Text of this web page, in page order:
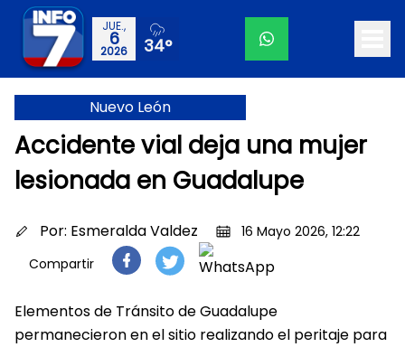
JUE.,
6
2026 34°
Nuevo León
Accidente vial deja una mujer
lesionada en Guadalupe
Por: Esmeralda Valdez
16 Mayo 2026, 12:22
Compartir
Elementos de Tránsito de Guadalupe
permanecieron en el sitio realizando el peritaje para